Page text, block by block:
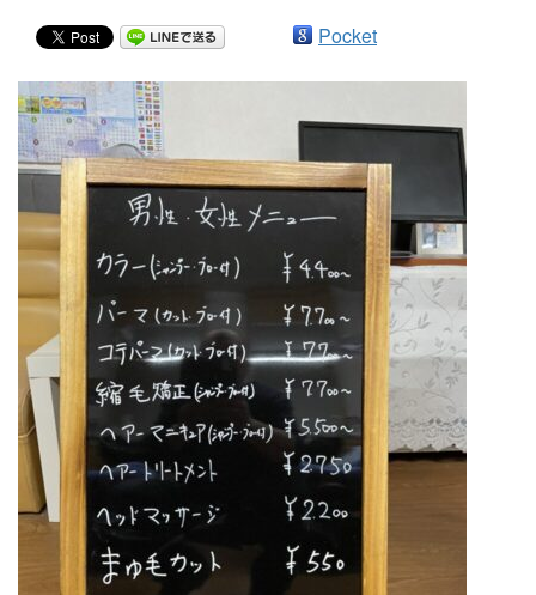
Pocket